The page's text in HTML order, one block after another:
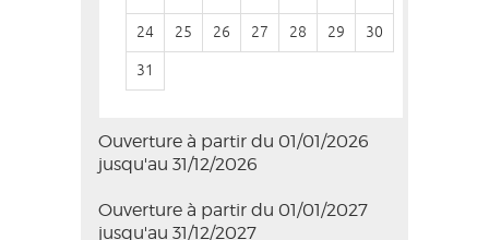
24 25 26 27 28 29 30
31
Ouverture à partir du 01/01/2026
jusqu'au 31/12/2026
Ouverture à partir du 01/01/2027
jusqu'au 31/12/2027